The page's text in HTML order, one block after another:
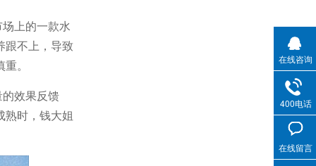
上的一款水
跟不上，导致
。
效果反馈
熟时，钱大姐
在线咨询
400电话
在线留言